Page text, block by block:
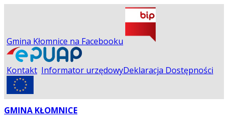
Gmina Kłomnice na Facebooku
Kontakt Informator urzędowyDeklaracja Dostępności
GMINA KŁOMNICE